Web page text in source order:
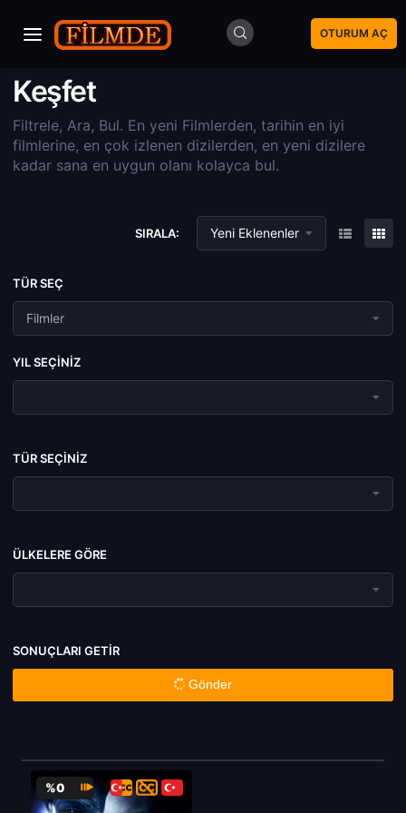
OTURUM AÇ
Keşfet
Filtrele, Ara, Bul. En yeni Filmlerden, tarihin en iyi
filmlerine, en çok izlenen dizilerden, en yeni dizilere
kadar sana en uygun olanı kolayca bul.
SIRALA: Yeni Eklenenler
TÜR SEÇ
Filmler
YIL SEÇINIZ
TÜR SEÇINIZ
ÜLKELERE GÖRE
SONUÇLARI GETIR
Gönder
%0